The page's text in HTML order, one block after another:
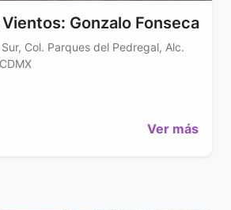
Gonzalo Fonseca
Col. Parques del Pedregal, Alc.
Ver más